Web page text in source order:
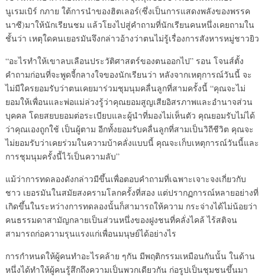
นูเรมเบิร์ กภาย ใต้การนำของฮิตเลอร์(ซึ่งเป็นการแสดงพลังของพรรค
นาซี)มาให้นักเรียนชม แล้วโยงไปสู่คำถามที่นักเรียนคนหนึ่งเคยถามใน
ชั้นว่า เหตุใดคนเยอรมันจึงกล่าวอ้างว่าตนไม่รู้เรื่องการสังหารหมู่ชาวยิว
“อะไรทำให้เขาลบเลือนประวัติศาสตร์ของตนออกไป” รอน โจนส์ตั้ง
คำถามก่อนที่จะพูดจี้กลางใจของนักเรียนว่า หลังจากเหตุการณ์วันนี้ จะ
ไม่มีใครยอมรับว่าตนเคยมาร่วมชุมนุมคลื่นลูกที่สามครั้งนี้ “คุณจะไม่
ยอมให้เพื่อนและพ่อแม่ล่วงรู้ว่าคุณยอมสูญเสียอิสรภาพและอำนาจส่วน
บุคคล โดยสยบยอมต่อระเบียบและผู้นำที่มองไม่เห็นตัว คุณยอมรับไม่ได้
ว่าคุณเองถูกใช้ เป็นผู้ตาม อีกทั้งยอมรับคลื่นลูกที่สามเป็นวิถีชีวิต คุณจะ
ไม่ยอมรับว่าเคยร่วมในความบ้าคลั่งแบบนี้ คุณจะเก็บเหตุการณ์วันนี้และ
การชุมนุมครั้งนี้ไว้เป็นความลับ”
แม้ว่าการทดลองดังกล่าวมีขึ้นเพื่อตอบคำถามที่เฉพาะเจาะจงเกี่ยวกับ
ชาว เยอรมันในสมัยสงครามโลกครั้งที่สอง แต่ปรากฏการณ์หลายอย่างที่
เกิดขึ้นในระหว่างการทดลองนั้นก็สามารถให้ความ กระจ่างได้ไม่น้อยว่า
คนธรรมดาสามัญกลายเป็นส่วนหนึ่งของฝูงชนที่คลั่งไคล้ ไร้สติจน
สามารถก่อความรุนแรงแก่เพื่อนมนุษย์ได้อย่างไร
การกำหนดให้ผู้คนทำอะไรคล้าย ๆกัน มีพฤติกรรมเหมือนกันนั้น ในด้าน
หนึ่งได้ทำให้ผู้คนรู้สึกถึงความเป็นพวกเดียวกัน ก่อรูปเป็นชุมชนขึ้นมา